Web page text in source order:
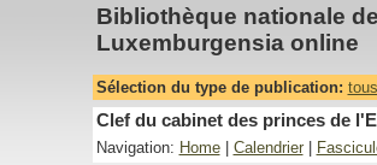
Bibliothèque nationale
Luxemburgensia online
Sélection du type de publication: tous
Clef du cabinet des princes de
Navigation: Home| Calendrier|